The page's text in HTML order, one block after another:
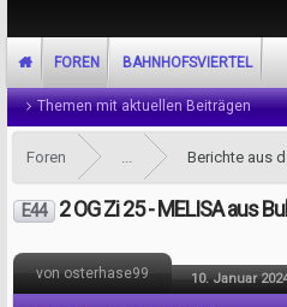
Foren ... Berichte aus
E44 2 OG Zi 25 - MELISA aus
von osterhase99 10. Januar
FOREN
Themen mit aktuellen Beiträgen
BAHNHOFSVIERTEL